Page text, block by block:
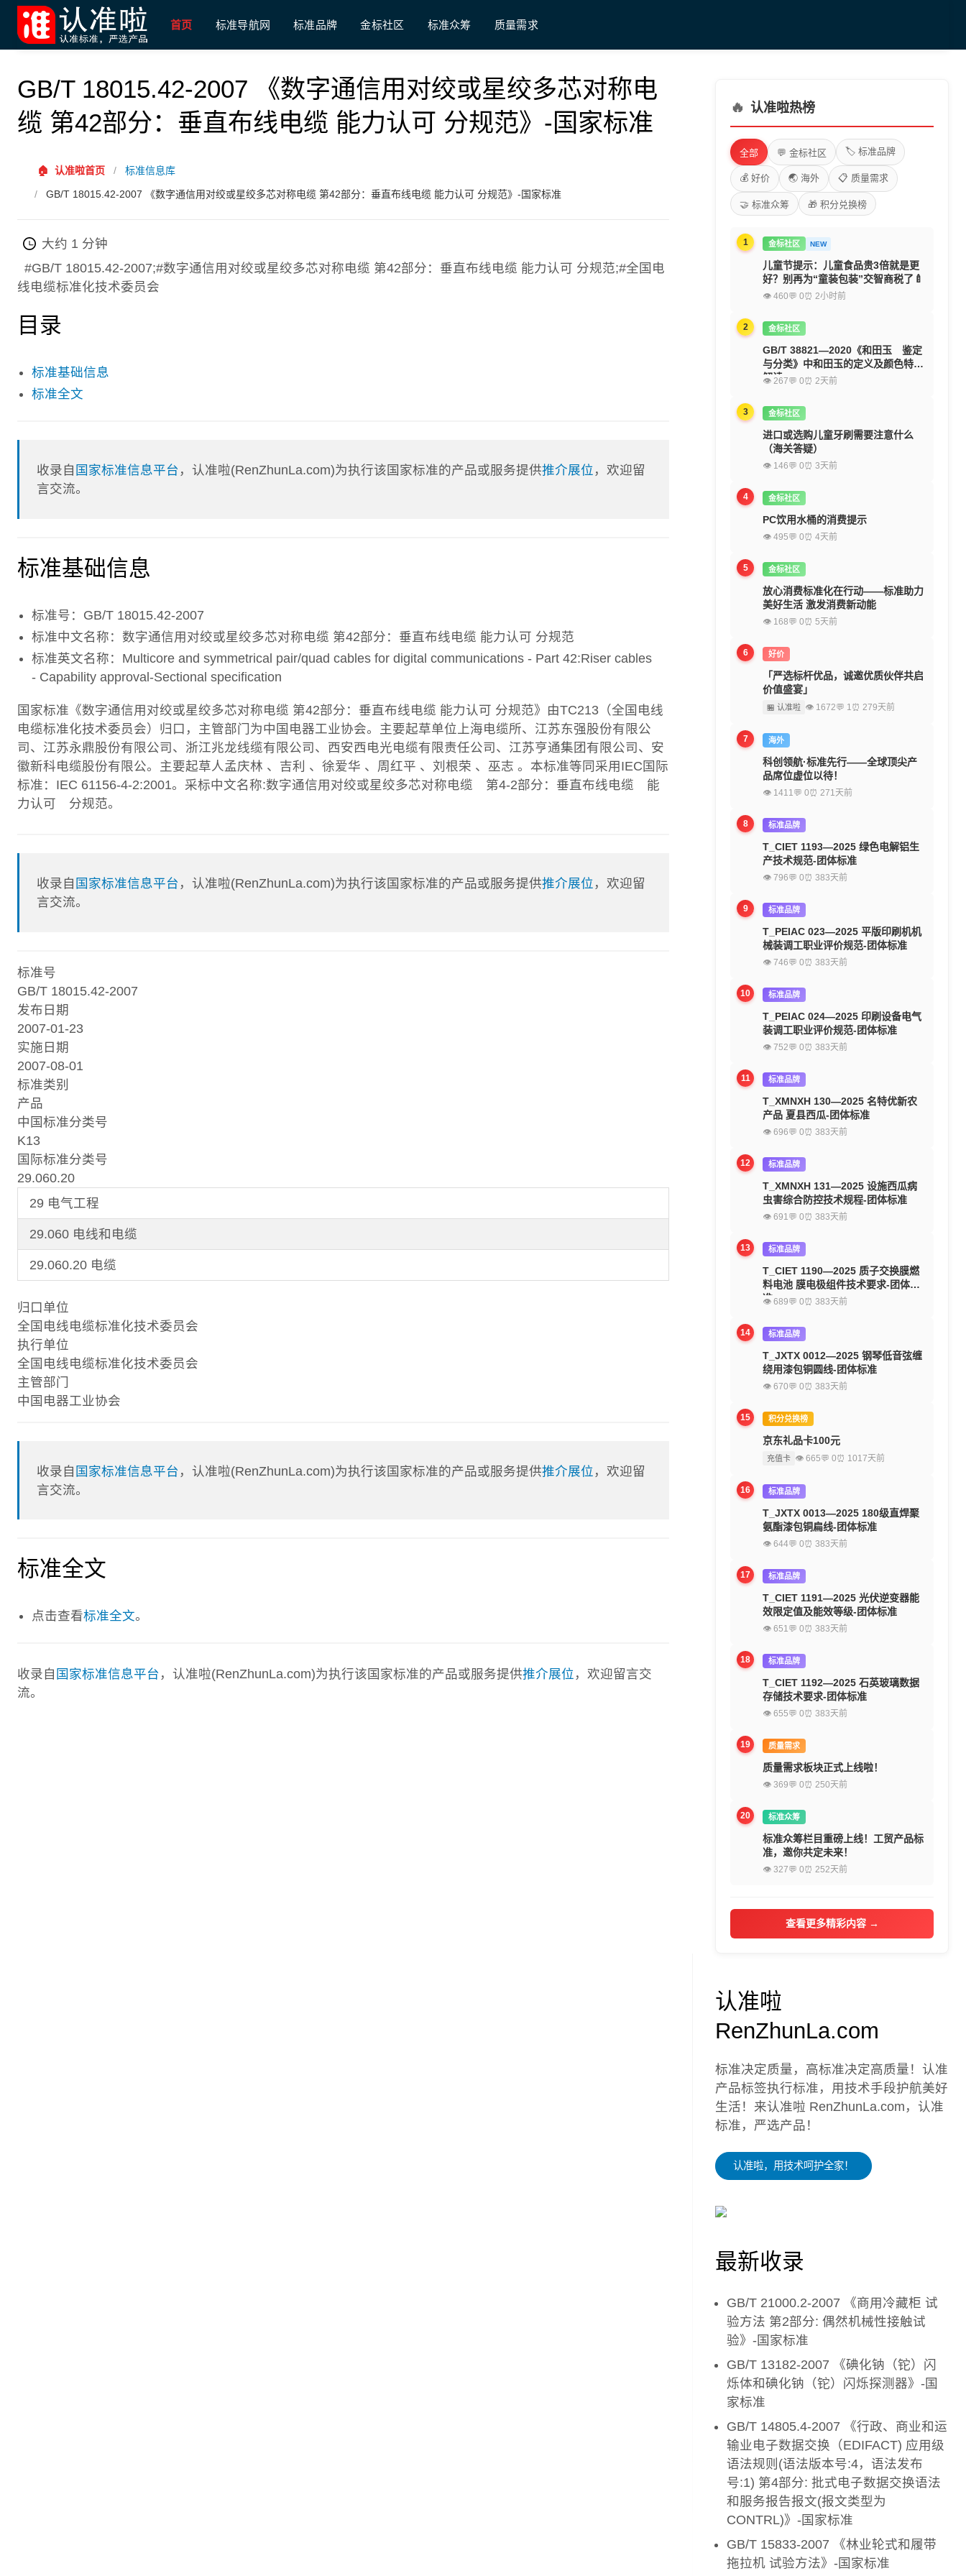
首页 标准导航网 标准品牌 金标社区 标准众筹 质量需求
GB/T 18015.42-2007 《数字通信用对绞或星绞多芯对称电
缆 第42部分：垂直布线电缆 能力认可 分规范》-国家标准
🏠 认准啦首页 / 标准信息库
/ GB/T 18015.42-2007 《数字通信用对绞或星绞多芯对称电缆 第42部分：垂直布线电缆 能力认可 分规范》-国家标准
大约 1 分钟
#GB/T 18015.42-2007;#数字通信用对绞或星绞多芯对称电缆 第42部分：垂直布线电缆 能力认可 分规范;#全国电
线电缆标准化技术委员会
目录
标准基础信息
标准全文
收录自 国家标准信息平台 ，认准啦(RenZhunLa.com)为执行该国家标准的产品或服务提供推介展位 ，欢迎留
言交流。
标准基础信息
标准号：GB/T 18015.42-2007
标准中文名称：数字通信用对绞或星绞多芯对称电缆 第42部分：垂直布线电缆 能力认可 分规范
标准英文名称：Multicore and symmetrical pair/quad cables for digital communications - Part 42:Riser cables
- Capability approval-Sectional specification
国家标准《数字通信用对绞或星绞多芯对称电缆 第42部分：垂直布线电缆 能力认可 分规范》由TC213（全国电线
电缆标准化技术委员会）归口，主管部门为中国电器工业协会。主要起草单位上海电缆所、江苏东强股份有限公
司、江苏永鼎股份有限公司、浙江兆龙线缆有限公司、西安西电光电缆有限责任公司、江苏亨通集团有限公司、安
徽新科电缆股份有限公。主要起草人孟庆林 、吉利 、徐爱华 、周红平 、刘根荣 、巫志 。本标准等同采用IEC国际
标准：IEC 61156-4-2:2001。采标中文名称:数字通信用对绞或星绞多芯对称电缆 第4-2部分：垂直布线电缆 能
力认可 分规范。
收录自 国家标准信息平台 ，认准啦(RenZhunLa.com)为执行该国家标准的产品或服务提供推介展位 ，欢迎留
言交流。
标准号
GB/T 18015.42-2007
发布日期
2007-01-23
实施日期
2007-08-01
标准类别
产品
中国标准分类号
K13
国际标准分类号
29.060.20
29 电气工程
29.060 电线和电缆
29.060.20 电缆
归口单位
全国电线电缆标准化技术委员会
执行单位
全国电线电缆标准化技术委员会
主管部门
中国电器工业协会
收录自 国家标准信息平台 ，认准啦(RenZhunLa.com)为执行该国家标准的产品或服务提供推介展位 ，欢迎留
言交流。
标准全文
点击查看标准全文。
收录自 国家标准信息平台 ，认准啦(RenZhunLa.com)为执行该国家标准的产品或服务提供推介展位 ，欢迎留言交
流。
🔥 认准啦热榜
全部 💬 金标社区 🏷️ 标准品牌
💰 好价 🌏 海外 📋 质量需求
🤝 标准众筹 🎁 积分兑换榜
1 金标社区 NEW
儿童节提示：儿童食品贵3倍就是更
好？别再为“童装包装”交智商税了🍼
👁 460💬 0⏰ 2小时前
2 金标社区
GB/T 38821—2020《和田玉 鉴定
与分类》中和田玉的定义及颜色特征
解读
👁 267💬 0⏰ 2天前
3 金标社区
进口或选购儿童牙刷需要注意什么
（海关答疑）
👁 146💬 0⏰ 3天前
4 金标社区
PC饮用水桶的消费提示
👁 495💬 0⏰ 4天前
5 金标社区
放心消费标准化在行动——标准助力
美好生活 激发消费新动能
👁 168💬 0⏰ 5天前
6 好价
「严选标杆优品，诚邀优质伙伴共启
价值盛宴」
🏪 认准啦 👁 1672💬 1⏰ 279天前
7 海外
科创领航·标准先行——全球顶尖产
品席位虚位以待！
👁 1411💬 0⏰ 271天前
8 标准品牌
T_CIET 1193—2025 绿色电解铝生
产技术规范-团体标准
👁 796💬 0⏰ 383天前
9 标准品牌
T_PEIAC 023—2025 平版印刷机机
械装调工职业评价规范-团体标准
👁 746💬 0⏰ 383天前
10 标准品牌
T_PEIAC 024—2025 印刷设备电气
装调工职业评价规范-团体标准
👁 752💬 0⏰ 383天前
11 标准品牌
T_XMNXH 130—2025 名特优新农
产品 夏县西瓜-团体标准
👁 696💬 0⏰ 383天前
12 标准品牌
T_XMNXH 131—2025 设施西瓜病
虫害综合防控技术规程-团体标准
👁 691💬 0⏰ 383天前
13 标准品牌
T_CIET 1190—2025 质子交换膜燃
料电池 膜电极组件技术要求-团体标
准
👁 689💬 0⏰ 383天前
14 标准品牌
T_JXTX 0012—2025 钢琴低音弦缠
绕用漆包铜圆线-团体标准
👁 670💬 0⏰ 383天前
15 积分兑换榜
京东礼品卡100元
充值卡 👁 665💬 0⏰ 1017天前
16 标准品牌
T_JXTX 0013—2025 180级直焊聚
氨酯漆包铜扁线-团体标准
👁 644💬 0⏰ 383天前
17 标准品牌
T_CIET 1191—2025 光伏逆变器能
效限定值及能效等级-团体标准
👁 651💬 0⏰ 383天前
18 标准品牌
T_CIET 1192—2025 石英玻璃数据
存储技术要求-团体标准
👁 655💬 0⏰ 383天前
19 质量需求
质量需求板块正式上线啦！
👁 369💬 0⏰ 250天前
20 标准众筹
标准众筹栏目重磅上线！工贸产品标
准，邀你共定未来！
👁 327💬 0⏰ 252天前
查看更多精彩内容 →
认准啦
RenZhunLa.com
标准决定质量，高标准决定高质量！认准
产品标签执行标准，用技术手段护航美好
生活！来认准啦 RenZhunLa.com，认准
标准，严选产品！
认准啦，用技术呵护全家！
最新收录
GB/T 21000.2-2007 《商用冷藏柜 试
验方法 第2部分: 偶然机械性接触试
验》-国家标准
GB/T 13182-2007 《碘化钠（铊）闪
烁体和碘化钠（铊）闪烁探测器》-国
家标准
GB/T 14805.4-2007 《行政、商业和运
输业电子数据交换（EDIFACT) 应用级
语法规则(语法版本号:4，语法发布
号:1) 第4部分: 批式电子数据交换语法
和服务报告报文(报文类型为
CONTRL)》-国家标准
GB/T 15833-2007 《林业轮式和履带
拖拉机 试验方法》-国家标准